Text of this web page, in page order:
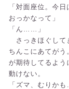
「対面座位。今
おっかなって」
「ん……」
さっきほぐして
ちんこにあてが
が期待してるよう
動けない。
「ズマ、むりか